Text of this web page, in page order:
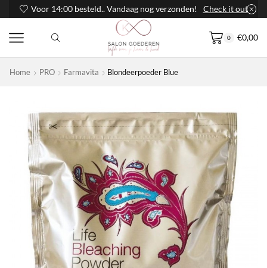
Voor 14:00 besteld.. Vandaag nog verzonden! Check it out
0 €0,00
Home PRO Farmavita Blondeerpoeder Blue